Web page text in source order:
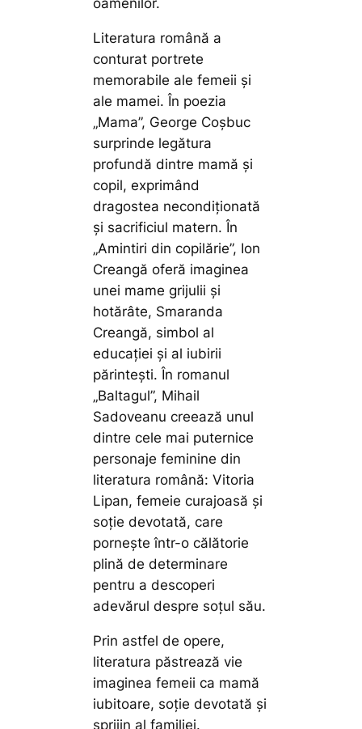
oamenilor.
Literatura română a
conturat portrete
memorabile ale femeii și
ale mamei. În poezia
„Mama”, George Coșbuc
surprinde legătura
profundă dintre mamă și
copil, exprimând
dragostea necondiționată
și sacrificiul matern. În
„Amintiri din copilărie”, Ion
Creangă oferă imaginea
unei mame grijulii și
hotărâte, Smaranda
Creangă, simbol al
educației și al iubirii
părintești. În romanul
„Baltagul”, Mihail
Sadoveanu creează unul
dintre cele mai puternice
personaje feminine din
literatura română: Vitoria
Lipan, femeie curajoasă și
soție devotată, care
pornește într-o călătorie
plină de determinare
pentru a descoperi
adevărul despre soțul său.
Prin astfel de opere,
literatura păstrează vie
imaginea femeii ca mamă
iubitoare, soție devotată și
sprijin al familiei.